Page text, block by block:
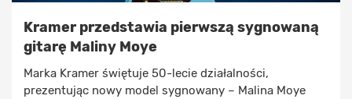
Kramer przedstawia pierwszą sygnowaną
gitarę Maliny Moye
Marka Kramer świętuje 50-lecie działalności,
prezentując nowy model sygnowany – Malina Moye